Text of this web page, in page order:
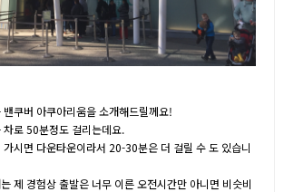
쿠버 아쿠아리움을 소개해드릴께요!
로 50분정도 걸리는데요.
시면 다운타운이라서 20-30분은 더 걸릴 수 도 있습니
제 경험상 출발은 너무 이른 오전시간만 아니면 비슷비